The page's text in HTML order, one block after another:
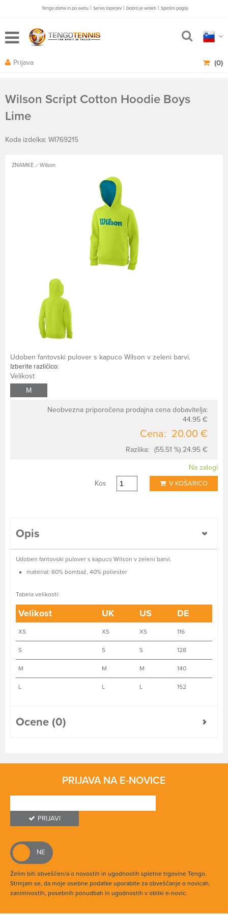
Tengo doma in po svetu | Servis loparjev | Dobro je vedeti | Splošni pogoji
(0)
Prijava
Wilson Script Cotton Hoodie Boys
Lime
Koda izdelka: WI769215
ZNAMKE Wilson
Udoben fantovski pulover s kapuco Wilson v zeleni barvi.
Izberite različico:
Velikost
M
Neobvezna priporočena prodajna cena dobavitelja:
44.95 €
Cena: 20.00 €
Razlika: (55.51 %) 24.95 €
Na zalogi
Kos
V KOŠARICO
Opis
Udoben fantovski pulover s kapuco Wilson v zeleni barvi.
material: 60% bombaž, 40% poliester
Tabela velikosti:
Velikost UK US DE
XS XS XS 116
S S S 128
M M M 140
L L L 152
Ocene (0)
PRIJAVA NA E-NOVICE
PRIJAVI
Želim biti obveščen/a o novostih in ugodnostih spletne trgovine Tengo.
Strinjam se, da moje osebne podatke uporabite za obveščanje o novicah,
zanimivostih, posebnih ponudbah in ugodnostih v obliki e-novic.